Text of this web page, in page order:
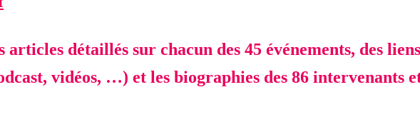
articles détaillés sur chacun des 45 événements, des
vidéos, …) et les biographies des 86 intervenants